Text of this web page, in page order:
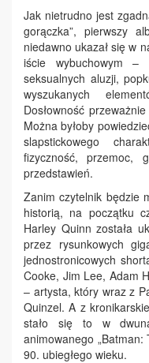
Jak nietrudno jest
gorączka”, pierwszy
niedawno ukazał się w
iście wybuchowym –
seksualnych aluzji,
wyszukanych
Dosłowność
Można byłoby
slapstickowego
fizyczność, przemoc,
przedstawień.
Zanim czytelnik będzie
historią, na początku
Harley Quinn została
przez rysunkowych
jednostronicowych
Cooke, Jim Lee, Adam
– artysta, który wraz z
Quinzel. A z
stało się to w
animowanego
90. ubiegłego wieku.